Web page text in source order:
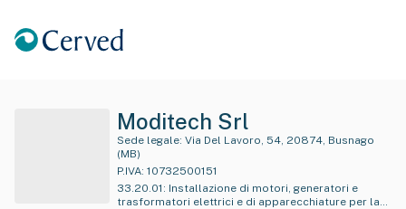
Moditech Srl
Sede legale:
(MB)
P.IVA: 10732500151
33.20.01 : Installazione di motori, generatori e
trasformatori elettrici e di apparecchiature per la